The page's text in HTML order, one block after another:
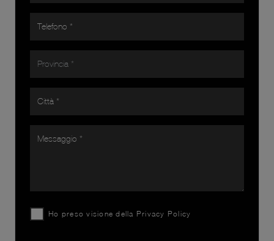
Ho preso visione della Privacy Policy